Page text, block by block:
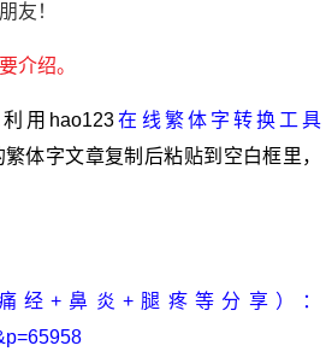
友！
介绍。
利用hao123在线繁体字转换工具
体字文章复制后粘贴到空白框里，
经+鼻炎+腿疼等分享）
：